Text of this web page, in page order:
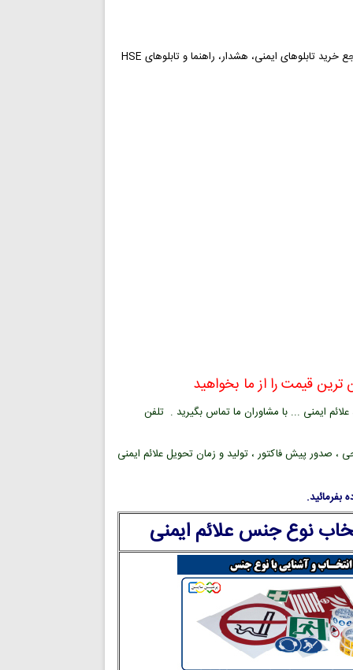
وب سایت PersianSign برند ثبت شده شرکت ایمنی صنعت پوشان کیان مرتبط با علائم ایمنی و مرجع خرید تابلوهای ایمنی، هشدار، راهنما و تابلوهای HSE
قیمت را از ما بخواهید
ایمنی ... با مشاوران ما تماس بگیرید . تلفن
، صدور پیش فاکتور ، تولید و زمان تحویل علائم ایمنی
نوع جنس علائم ایمنی